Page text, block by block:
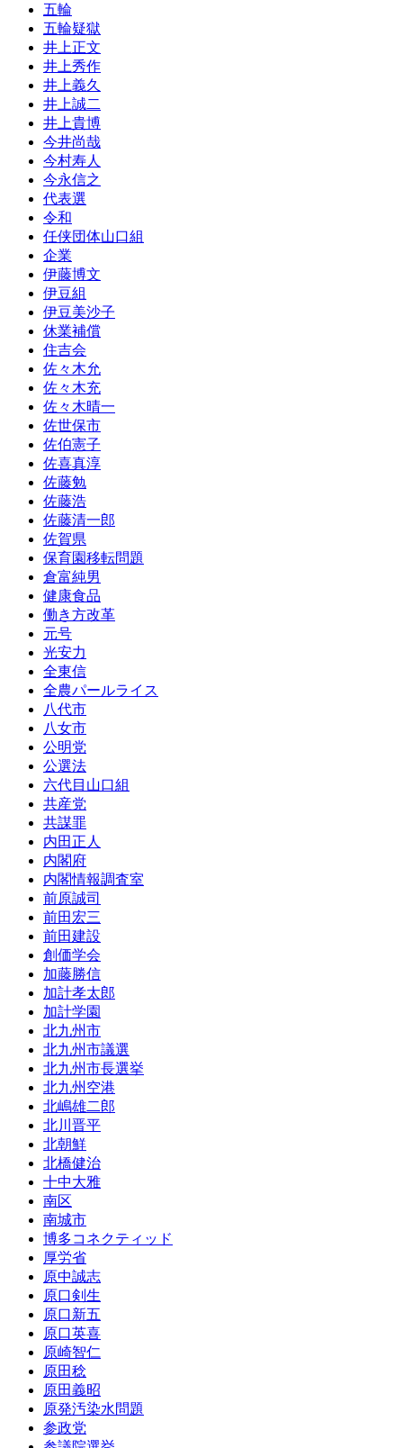
五輪
五輪疑獄
井上正文
井上秀作
井上義久
井上誠二
井上貴博
今井尚哉
今村寿人
今永信之
代表選
令和
任侠団体山口組
企業
伊藤博文
伊豆組
伊豆美沙子
休業補償
住吉会
佐々木允
佐々木充
佐々木晴一
佐世保市
佐伯憲子
佐喜真淳
佐藤勉
佐藤浩
佐藤清一郎
佐賀県
保育園移転問題
倉富純男
健康食品
働き方改革
元号
光安力
全東信
全農パールライス
八代市
八女市
公明党
公選法
六代目山口組
共産党
共謀罪
内田正人
内閣府
内閣情報調査室
前原誠司
前田宏三
前田建設
創価学会
加藤勝信
加計孝太郎
加計学園
北九州市
北九州市議選
北九州市長選挙
北九州空港
北嶋雄二郎
北川晋平
北朝鮮
北橋健治
十中大雅
南区
南城市
博多コネクティッド
厚労省
原中誠志
原口剣生
原口新五
原口英喜
原崎智仁
原田稔
原田義昭
原発汚染水問題
参政党